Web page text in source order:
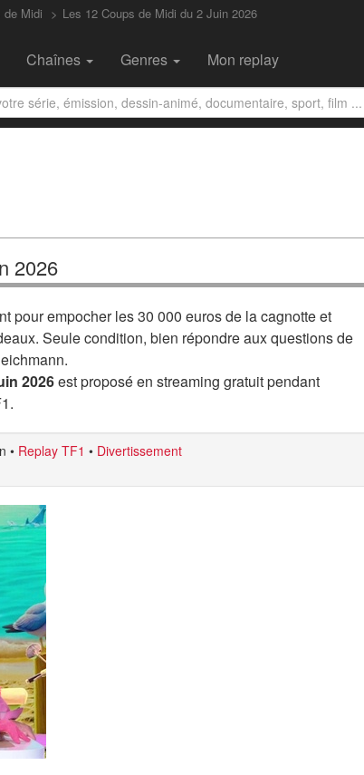
de Midi Les 12 Coups de Midi du 2 Juin 2026
Chaînes Genres Mon replay
2026
pour empocher les 30 000 euros de la cagnotte et
Seule condition, bien répondre aux questions de
2026est proposé en streaming gratuit pendant
• Replay TF1 • Divertissement